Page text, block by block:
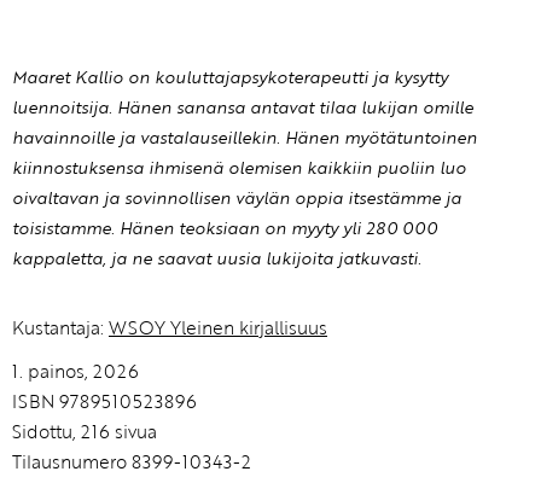
Maaret Kallio on kouluttajapsykoterapeutti ja kysytty
luennoitsija. Hänen sanansa antavat tilaa lukijan omille
havainnoille ja vastalauseillekin. Hänen myötätuntoinen
kiinnostuksensa ihmisenä olemisen kaikkiin puoliin luo
oivaltavan ja sovinnollisen väylän oppia itsestämme ja
toisistamme. Hänen teoksiaan on myyty yli 280 000
kappaletta, ja ne saavat uusia lukijoita jatkuvasti.
Kustantaja: WSOY Yleinen kirjallisuus
1. painos, 2026
ISBN 9789510523896
Sidottu, 216 sivua
Tilausnumero 8399-10343-2